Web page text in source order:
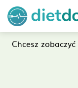
Chcesz zobaczyć